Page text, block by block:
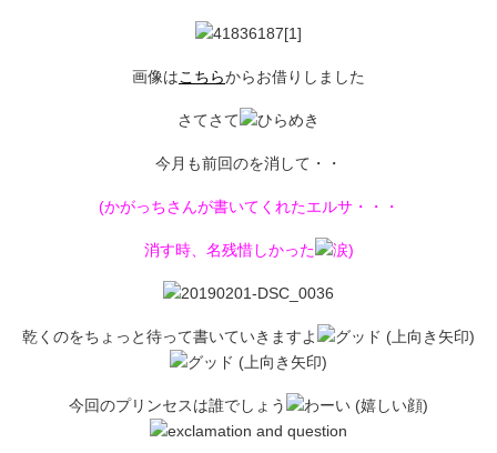
画像はこちらからお借りしました
さてさて
今月も前回のを消して・・
(かがっちさんが書いてくれたエルサ・・・
消す時、名残惜しかった )
乾くのをちょっと待って書いていきますよ
今回のプリンセスは誰でしょう